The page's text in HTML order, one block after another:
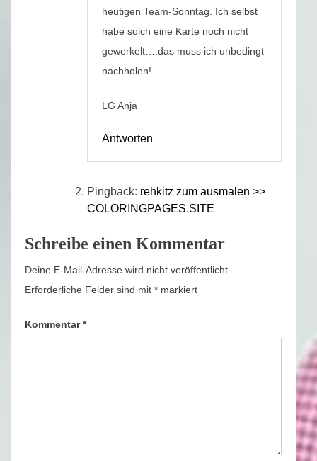
heutigen Team-Sonntag. Ich selbst
habe solch eine Karte noch nicht
gewerkelt….das muss ich unbedingt
nachholen!
LG Anja
Antworten
Pingback: rehkitz zum ausmalen >>
COLORINGPAGES.SITE
Schreibe einen Kommentar
Deine E-Mail-Adresse wird nicht veröffentlicht.
Erforderliche Felder sind mit * markiert
Kommentar*